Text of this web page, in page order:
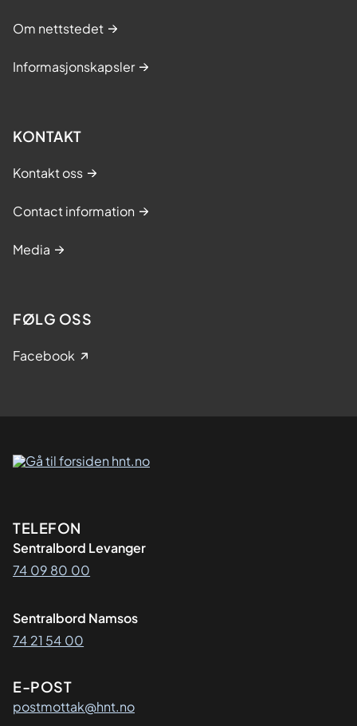
Om nettstedet
Informasjonskapsler
KONTAKT
Kontakt oss
Contact information
Media
FØLG OSS
Facebook
Kontaktinformasjon
TELEFON
Sentralbord Levanger
74 09 80 00
Sentralbord Namsos
74 21 54 00
E-POST
postmottak@hnt.no